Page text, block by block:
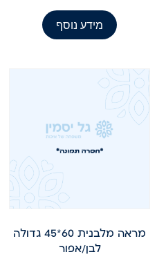
מידע נוסף
מראה מלבנית 60*45 גדולה
לבן/אפור